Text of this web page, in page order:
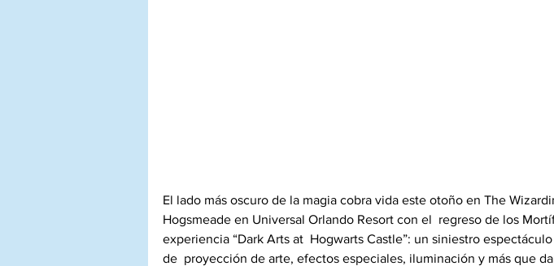
El lado más oscuro de la magia cobra vida este otoño en The
Hogsmeade en Universal Orlando Resort con el  regreso de los
experiencia “Dark Arts at  Hogwarts Castle”: un siniestro
de  proyección de arte, efectos especiales, iluminación y más que